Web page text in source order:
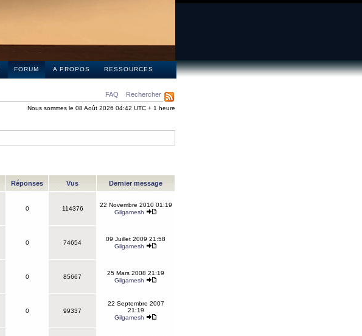
FORUM A PROPOS RESSOURCES
FAQ Rechercher
Nous sommes le 08 Août 2026 04:42 UTC + 1 heure
Réponses Vus Dernier message
0 114376
22 Novembre 2010 01:19
Gilgamesh
0 74654
09 Juillet 2009 21:58
Gilgamesh
0 85667
25 Mars 2008 21:19
Gilgamesh
0 99337
22 Septembre 2007
21:19
Gilgamesh